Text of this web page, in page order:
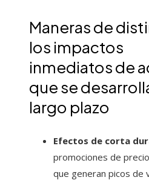
Maneras de
los impactos
inmediatos de
que se
largo plazo
Efectos de corta
promociones de
que generan picos de